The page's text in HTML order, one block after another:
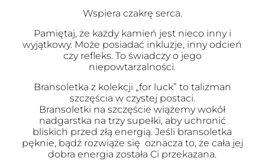
Wspiera czakrę serca.
Pamiętaj, że każdy kamień jest nieco inny i
wyjątkowy. Może posiadać inkluzje, inny odcień
czy refleks. To świadczy o jego
niepowtarzalności.
Bransoletka z kolekcji „for luck” to talizman
szczęścia w czystej postaci.
Bransoletki na szczęście wiążemy wokół
nadgarstka na trzy supełki, aby uchronić
bliskich przed złą energią. Jeśli bransoletka
pęknie, bądź rozwiąże się oznacza to, że cała jej
dobra energia została Ci przekazana.